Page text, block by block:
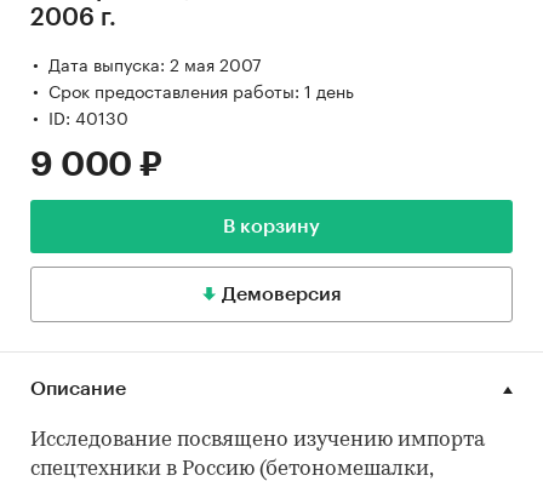
2006 г.
Дата выпуска: 2 мая 2007
Срок предоставления работы: 1 день
ID: 40130
9 000 ₽
В корзину
Демоверсия
Описание
Исследование посвящено изучению импорта
спецтехники в Россию (бетономешалки,